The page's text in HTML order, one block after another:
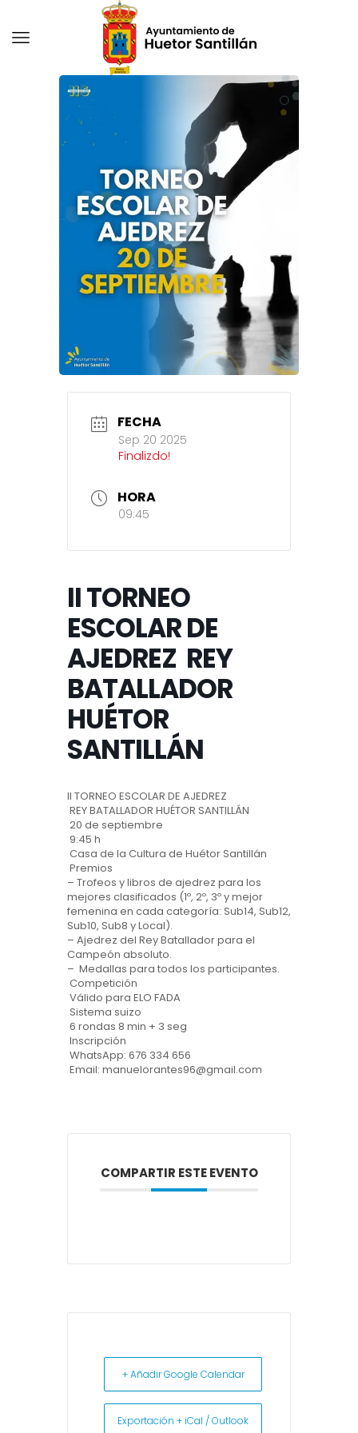
FECHA
Sep 20 2025
Finalizdo!
HORA
09:45
II TORNEO
ESCOLAR DE
AJEDREZ REY
BATALLADOR
HUÉTOR
SANTILLÁN
II TORNEO ESCOLAR DE AJEDREZ
REY BATALLADOR HUÉTOR SANTILLÁN
20 de septiembre
9:45 h
Casa de la Cultura de Huétor Santillán
Premios
– Trofeos y libros de ajedrez para los
mejores clasificados (1º, 2º, 3º y mejor
femenina en cada categoría: Sub14, Sub12,
Sub10, Sub8 y Local).
– ⁠Ajedrez del Rey Batallador para el
Campeón absoluto.
– ⁠ Medallas para todos los participantes.
Competición
Válido para ELO FADA
Sistema suizo
6 rondas 8 min + 3 seg
Inscripción
WhatsApp: 676 334 656
Email: manuelorantes96@gmail.com
COMPARTIR ESTE EVENTO
+ Añadir Google Calendar
Exportación + iCal / Outlook